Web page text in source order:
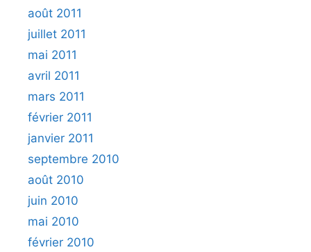
août 2011
juillet 2011
mai 2011
avril 2011
mars 2011
février 2011
janvier 2011
septembre 2010
août 2010
juin 2010
mai 2010
février 2010